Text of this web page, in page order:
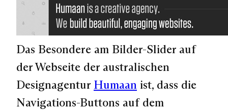
Das Besondere am Bilder-Slider auf
der Webseite der australischen
Designagentur Humaan ist, dass die
Navigations-Buttons auf dem